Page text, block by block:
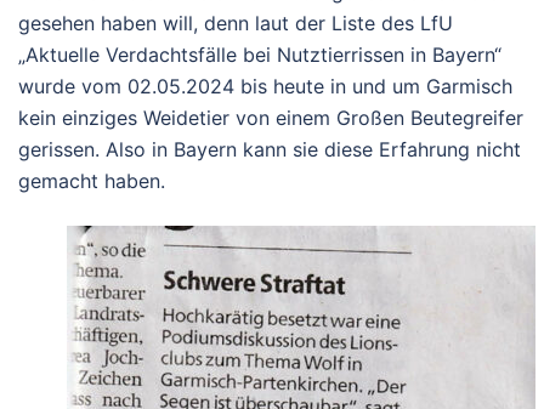
gesehen haben will, denn laut der Liste des LfU
„Aktuelle Verdachtsfälle bei Nutztierrissen in Bayern“
wurde vom 02.05.2024 bis heute in und um Garmisch
kein einziges Weidetier von einem Großen Beutegreifer
gerissen. Also in Bayern kann sie diese Erfahrung nicht
gemacht haben.